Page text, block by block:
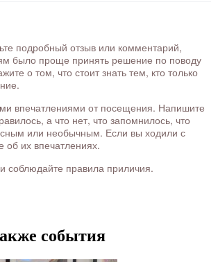
подробный отзыв или комментарий,
было проще принять решение по поводу
о том, что стоит знать тем, кто только
впечатлениями от посещения. Напишите
а что нет, что запомнилось, что
или необычным. Если вы ходили с
об их впечатлениях.
соблюдайте правила приличия.
события